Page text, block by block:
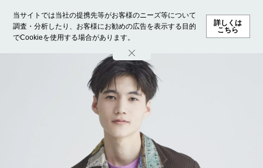
当サイトでは当社の提携先等がお客様のニーズ等について
調査・分析したり、お客様にお勧めの広告を表示する目的
でCookieを使用する場合があります。
詳しくは
こちら
ホーム モデル募集 ランキング ファッション ビューテ